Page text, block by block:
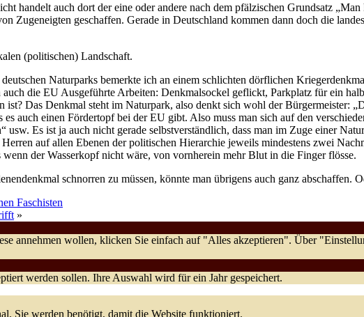
handelt auch dort der eine oder andere nach dem pfälzischen Grundsatz
Zugeneigten geschaffen. Gerade in Deutschland kommen dann doch die
(politischen) Landschaft.
Naturparks bemerkte ich an einem schlichten dörflichen
die EU Ausgeführte Arbeiten: Denkmalsockel geflickt, Parkplatz für ein
ist? Das Denkmal steht im Naturpark, also denkt sich wohl der Bürgermeister:
auch einen Fördertopf bei der EU gibt. Also muss man sich auf den
usw. Es ist ja auch nicht gerade selbstverständlich, dass man im Zuge einer
auf allen Ebenen der politischen Hierarchie jeweils mindestens zwei
der Wasserkopf nicht wäre, von vornherein mehr Blut in die Finger flösse.
schnorren zu müssen, könnte man übrigens auch ganz abschaffen.
Faschisten
»
annehmen wollen, klicken Sie einfach auf "Alles akzeptieren". Über
werden sollen. Ihre Auswahl wird für ein Jahr gespeichert.
Sie werden benötigt, damit die Website funktioniert.